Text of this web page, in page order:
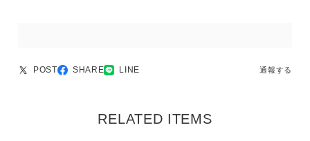
POST SHARE LINE 通報する
RELATED ITEMS